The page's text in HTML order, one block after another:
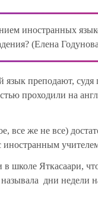
иностранных
(Елена
язык преподают, судя
проходили на
все же не все)
иностранным
в школе Яткасаари,
дни недели